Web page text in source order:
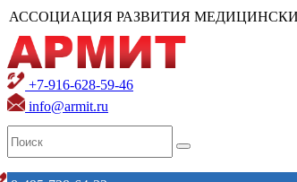
АССОЦИАЦИЯ РАЗВИТИЯ
+7-916-628-59-46
info@armit.ru